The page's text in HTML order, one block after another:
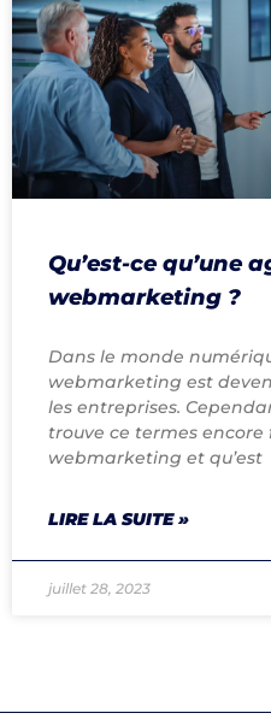
Qu’est-ce qu’une
webmarketing ?
Dans le monde
webmarketing est
les entreprises.
trouve ce termes encore
webmarketing et qu’est
LIRE LA SUITE »
juillet 28, 2023